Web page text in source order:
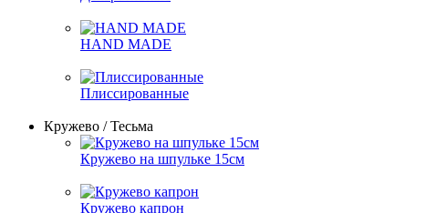
HAND MADE
Плиссированные
Кружево / Тесьма
Кружево на шпульке 15см
Кружево капрон